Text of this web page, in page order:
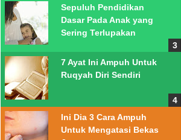
Sepuluh Pendidikan
Dasar Pada Anak yang
Sering Terlupakan
7 Ayat Ini Ampuh Untuk
Ruqyah Diri Sendiri
Ini Dia 3 Cara Ampuh
Untuk Mengatasi Bekas